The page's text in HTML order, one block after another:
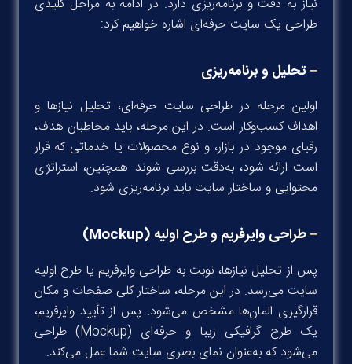
طراحی یک سایت حرفه‌ای اشاره خواهیم کرد:
–تحلیل و برنامه‌ریزی
اولین مرحله در طراحی سایت حرفه‌ای، تحلیل نیازها و
اهداف کسب‌وکار است. در این مرحله، باید مخاطبان هدف،
رقبای موجود در بازار، و نوع محصولات یا خدماتی که قرار
است ارائه شود، به‌دقت بررسی شوند. همچنین، استراتژی
محتوایی و ساختار سایت باید برنامه‌ریزی شود.
–طراحی وایرفریم و طرح اولیه (Mockup)
پس از تحلیل نیازها، نوبت به طراحی وایرفریم یا طرح اولیه
سایت می‌رسد. در این مرحله، ساختار کلی صفحات و مکان
قرارگیری المان‌ها مشخص می‌شود. پس از تأیید وایرفریم،
یک طرح گرافیکی زیبا و حرفه‌ای (Mockup) طراحی
می‌شود که به‌عنوان نمای بصری سایت شما عمل می‌کند.